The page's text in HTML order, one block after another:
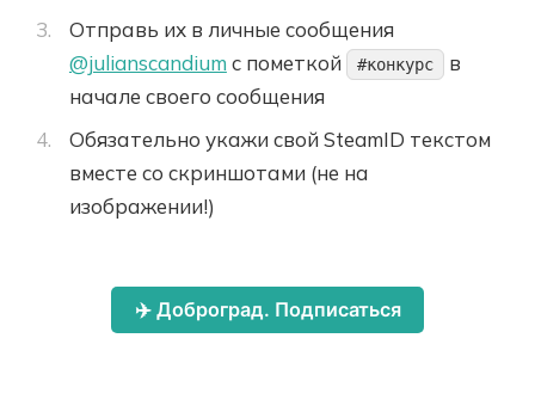
Отправь их в личные сообщения
@julianscandium с пометкой #конкурс
в
начале своего сообщения
Обязательно укажи свой SteamID текстом
вместе со скриншотами (не на
изображении!)
✈️ Доброград. Подписаться